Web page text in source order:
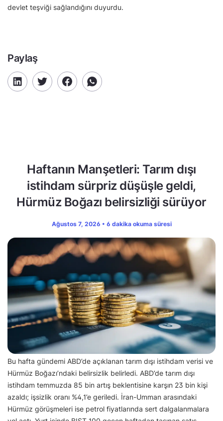
devlet teşviği sağlandığını duyurdu.
Paylaş
Haftanın Manşetleri: Tarım dışı
istihdam sürpriz düşüşle geldi,
Hürmüz Boğazı belirsizliği sürüyor
Ağustos 7, 2026 • 6 dakika okuma süresi
Bu hafta gündemi ABD’de açıklanan tarım dışı istihdam verisi ve
Hürmüz Boğazı’ndaki belirsizlik belirledi. ABD’de tarım dışı
istihdam temmuzda 85 bin artış beklentisine karşın 23 bin kişi
azaldı; işsizlik oranı %4,1’e geriledi. İran-Umman arasındaki
Hürmüz görüşmeleri ise petrol fiyatlarında sert dalgalanmalara